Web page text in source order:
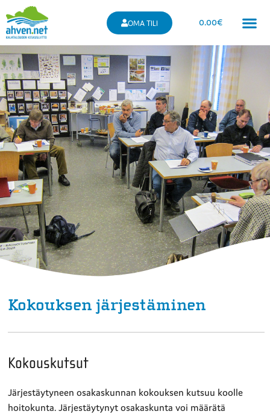
OMA TILI 0.00€
Kokouksen järjestäminen
Kokouskutsut
Järjestäytyneen osakaskunnan kokouksen kutsuu koolle
hoitokunta. Järjestäytynyt osakaskunta voi määrätä